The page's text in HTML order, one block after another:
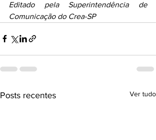
Editado pela Superintendência de
Comunicação do Crea-SP
Posts recentes Ver tudo